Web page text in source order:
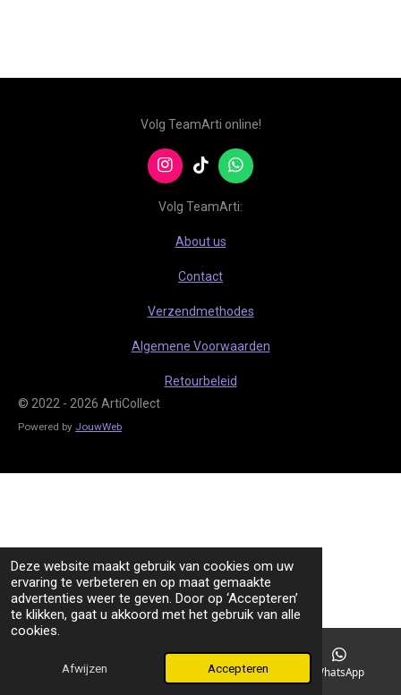
Deze website maakt gebruik van cookies om uw
ervaring te verbeteren en op maat gemaakte
advertenties weer te geven. Door op ‘Accepteren’
te klikken, gaat u akkoord met het gebruik van alle
cookies.
Afwijzen Accepteren
Volg TeamArti online!
I
n
s
T
k
o
k
W
h
a
Volg TeamArti:
About us
Contact
Verzendmethodes
Algemene Voorwaarden
Retourbeleid
© 2022 - 2026 ArtiCollect
Powered by JouwWeb
TikTok WhatsApp